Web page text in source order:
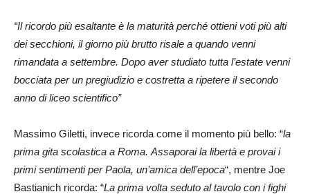
“Il ricordo più esaltante è la maturità perché ottieni voti più alti
dei secchioni, il giorno più brutto risale a quando venni
rimandata a settembre. Dopo aver studiato tutta l’estate venni
bocciata per un pregiudizio e costretta a ripetere il secondo
anno di liceo scientifico”
Massimo Giletti, invece ricorda come il momento più bello: “la
prima gita scolastica a Roma. Assaporai la libertà e provai i
primi sentimenti per Paola, un’amica dell’epoca“, mentre Joe
Bastianich ricorda: “La prima volta seduto al tavolo con i fighi